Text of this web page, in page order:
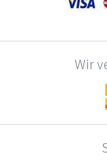
Wir